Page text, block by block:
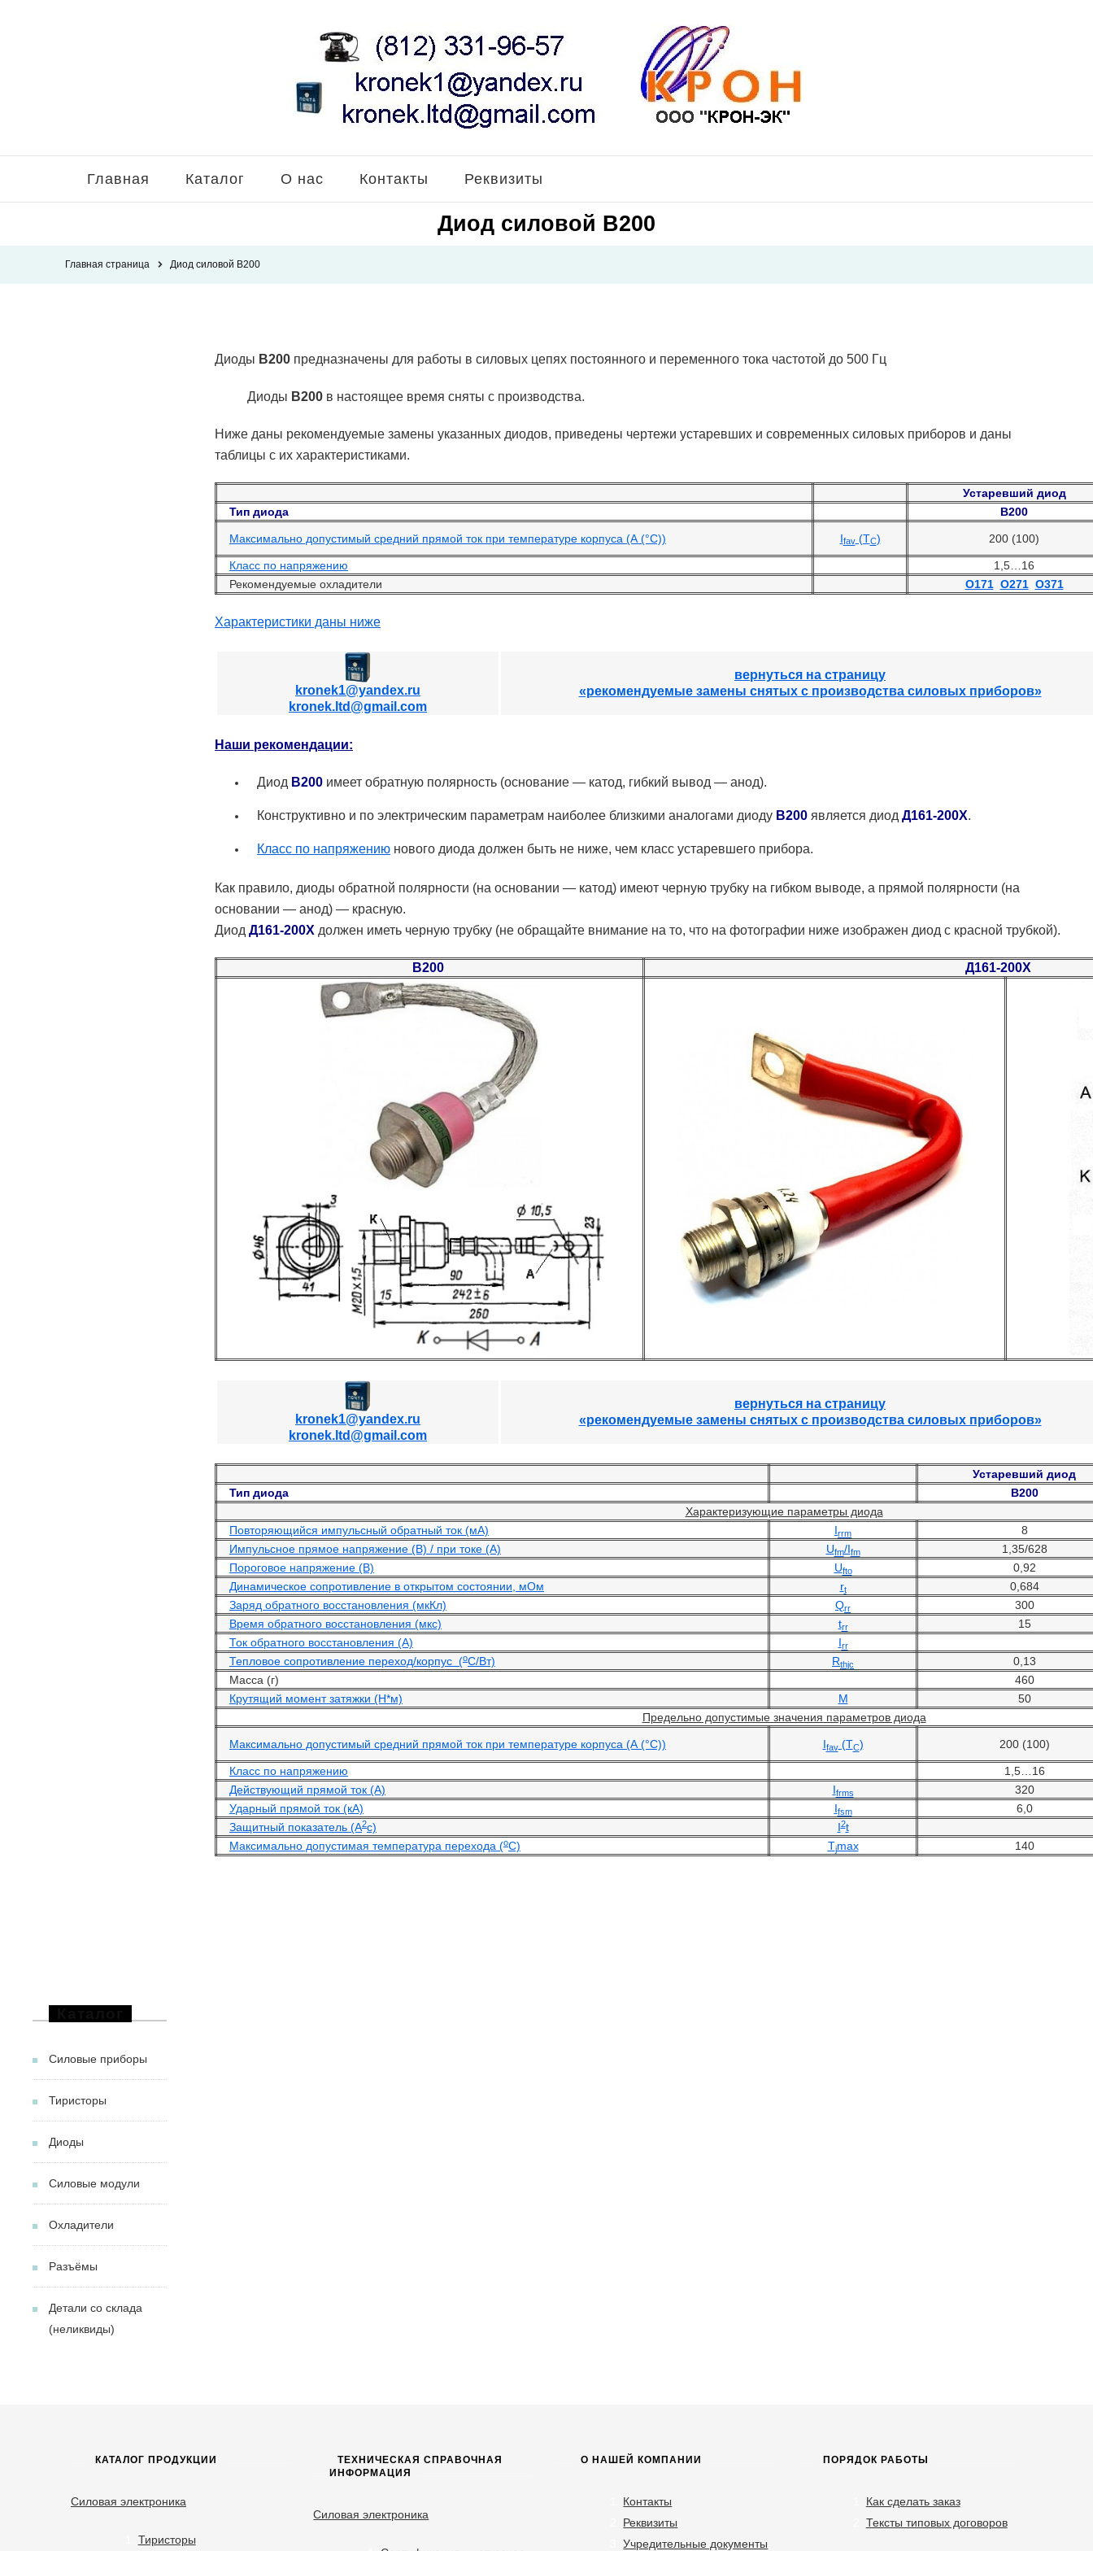
Главная Каталог О нас Контакты Реквизиты
Диод силовой В200
Главная страница Диод силовой В200
Диоды В200 предназначены для работы в силовых цепях постоянного и переменного тока частотой до 500 Гц
Диоды В200 в настоящее время сняты с производства.
Ниже даны рекомендуемые замены указанных диодов, приведены чертежи устаревших и современных силовых приборов и даны
таблицы с их характеристиками.
Устаревший диод
Тип диода
В200
Максимально допустимый средний прямой ток при температуре корпуса (А (°С)) Ifav(TC) 200 (100)
Класс по напряжению
1,5…16
Рекомендуемые охладители
О171 О271 О371
Характеристики даны ниже
kronek1@yandex.ru
kronek.ltd@gmail.com
вернуться на страницу
«рекомендуемые замены снятых с производства силовых приборов»
Наши рекомендации:
Диод В200 имеет обратную полярность (основание — катод, гибкий вывод — анод).
Конструктивно и по электрическим параметрам наиболее близкими аналогами диоду В200 является диод Д161-200Х.
Класс по напряжению нового диода должен быть не ниже, чем класс устаревшего прибора.
Как правило, диоды обратной полярности (на основании — катод) имеют черную трубку на гибком выводе, а прямой полярности (на
основании — анод) — красную.
Диод Д161-200Х должен иметь черную трубку (не обращайте внимание на то, что на фотографии ниже изображен диод с красной трубкой).
В200 Д161-200Х
kronek1@yandex.ru
kronek.ltd@gmail.com
вернуться на страницу
«рекомендуемые замены снятых с производства силовых приборов»
Устаревший диод
Тип диода
В200
Характеризующие параметры диода
Повторяющийся импульсный обратный ток (мА)
Irrm
8
Импульсное прямое напряжение (В) / при токе (А)
Ufm/Ifm
1,35/628
Пороговое напряжение (В)
Ufto
0,92
Динамическое сопротивление в открытом состоянии, мОм
rt
0,684
Заряд обратного восстановления (мкКл)
Qrr
300
Время обратного восстановления (мкс)
trr
15
Ток обратного восстановления (А)
Irr
Тепловое сопротивление переход/корпус (oС/Вт) Rthjc
0,13
Масса (г)
460
Крутящий момент затяжки (Н*м)
М
50
Предельно допустимые значения параметров диода
Максимально допустимый средний прямой ток при температуре корпуса (А (°С)) Ifav(TC) 200 (100)
Класс по напряжению
1,5…16
Действующий прямой ток (А)
Ifrms
320
Ударный прямой ток (кА)
Ifsm
6,0
Защитный показатель (А2с) I2t
Максимально допустимая температура перехода (oС) Tjmax 140
Силовые приборы
Тиристоры
Диоды
Силовые модули
Охладители
Разъёмы
Детали со склада
(неликвиды)
КАТАЛОГ ПРОДУКЦИИ
Силовая электроника
Тиристоры
ТЕХНИЧЕСКАЯ СПРАВОЧНАЯ
ИНФОРМАЦИЯ
Силовая электроника
О НАШЕЙ КОМПАНИИ
Контакты
Реквизиты
Учредительные документы
ПОРЯДОК РАБОТЫ
Как сделать заказ
Тексты типовых договоров